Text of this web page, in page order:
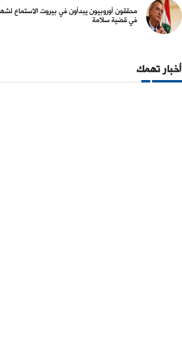
محققون أوروبيون يبدأون في بيروت الاستماع
في قضية سلامة
أخبار تهمك